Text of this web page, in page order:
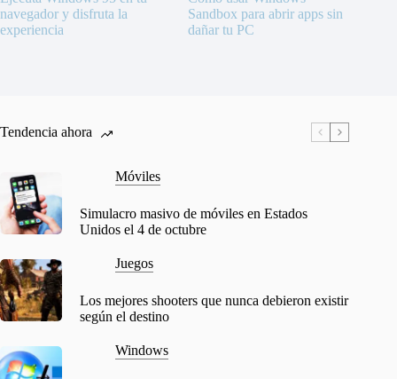
navegador y disfruta la
experiencia
Sandbox para abrir apps sin
dañar tu PC
Tendencia ahora
Móviles
Simulacro masivo de móviles en Estados
Unidos el 4 de octubre
Juegos
Los mejores shooters que nunca debieron existir
según el destino
Windows